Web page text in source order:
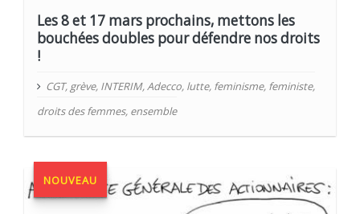
Les 8 et 17 mars prochains, mettons les
bouchées doubles pour défendre nos droits
!
CGT, grève, INTERIM,Adecco, lutte, feminisme, feministe,
droits des femmes, ensemble
NOUVEAU